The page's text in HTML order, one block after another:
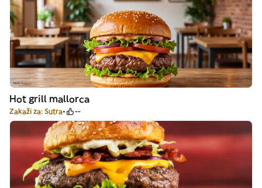
Hot grill mallorca
Zakaži za: Sutra --